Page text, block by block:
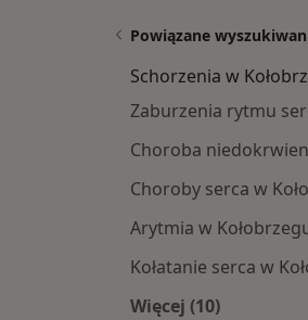
Powiązane
Schorzenia w
Zaburzenia rytmu
Choroba
Choroby serca w
Arytmia w
Kołatanie serca w
Więcej (10)